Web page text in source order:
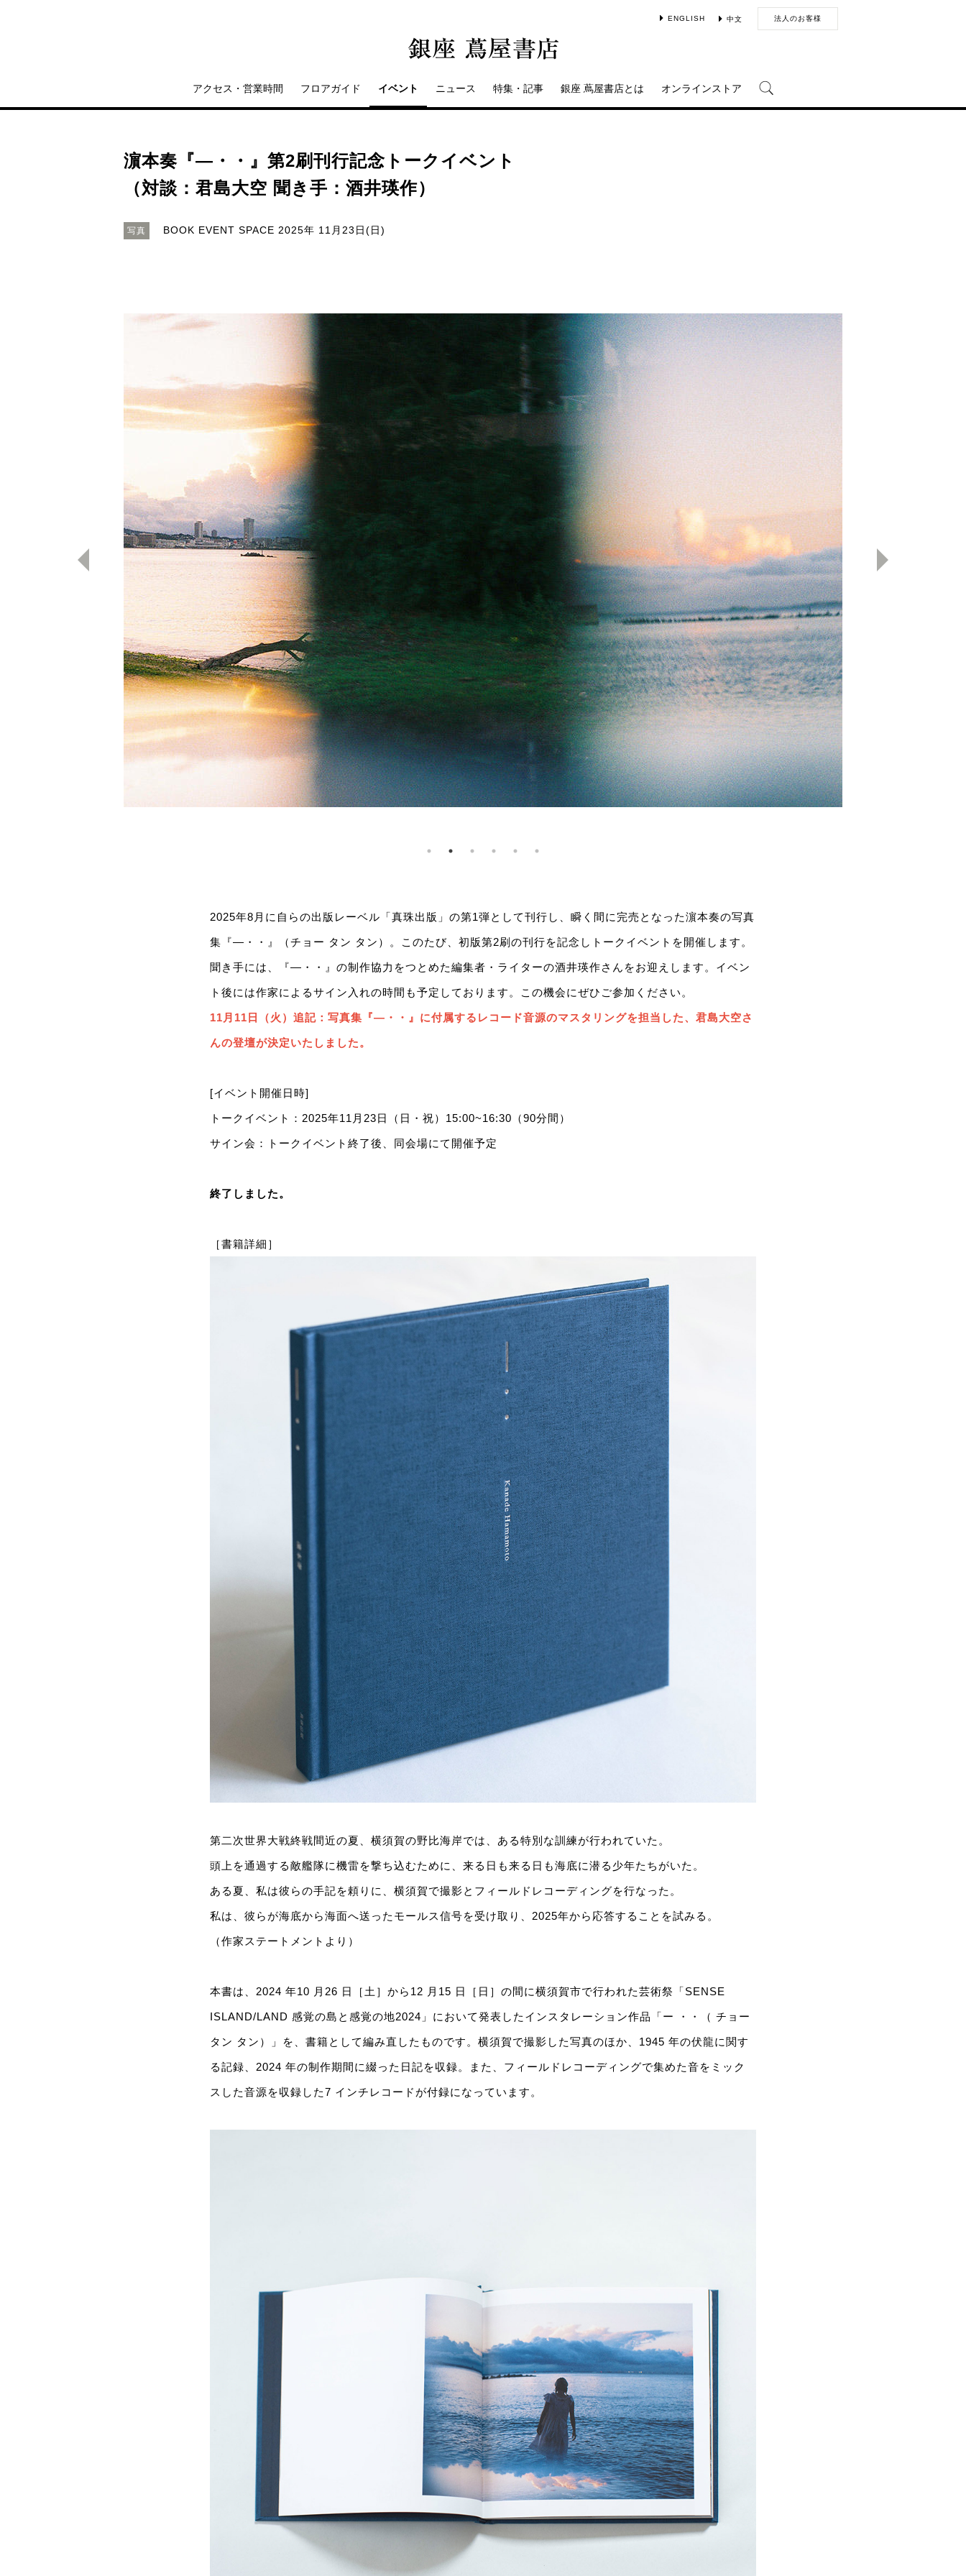
ENGLISH 中文 法人のお客様
アクセス・営業時間 フロアガイド イベント ニュース 特集・記事 銀座 蔦屋書店とは オンラインストア
濵本奏『―・・』第2刷刊行記念トークイベント
（対談：君島大空 聞き手：酒井瑛作）
写真 BOOK EVENT SPACE 2025年 11月23日(日)
2025年8月に自らの出版レーベル「真珠出版」の第1弾として刊行し、瞬く間に完売となった濵本奏の写真
集『―・・』（チョー タン タン）。このたび、初版第2刷の刊行を記念しトークイベントを開催します。
聞き手には、『―・・』の制作協力をつとめた編集者・ライターの酒井瑛作さんをお迎えします。イベン
ト後には作家によるサイン入れの時間も予定しております。この機会にぜひご参加ください。
11月11日（火）追記：写真集『―・・』に付属するレコード音源のマスタリングを担当した、君島大空さ
んの登壇が決定いたしました。
[イベント開催日時]
トークイベント：2025年11月23日（日・祝）15:00~16:30（90分間）
サイン会：トークイベント終了後、同会場にて開催予定
終了しました。
［書籍詳細］
第二次世界大戦終戦間近の夏、横須賀の野比海岸では、ある特別な訓練が行われていた。
頭上を通過する敵艦隊に機雷を撃ち込むために、来る日も来る日も海底に潜る少年たちがいた。
ある夏、私は彼らの手記を頼りに、横須賀で撮影とフィールドレコーディングを行なった。
私は、彼らが海底から海面へ送ったモールス信号を受け取り、2025年から応答することを試みる。
（作家ステートメントより）
本書は、2024 年10 月26 日［土］から12 月15 日［日］の間に横須賀市で行われた芸術祭「SENSE
ISLAND/LAND 感覚の島と感覚の地2024」において発表したインスタレーション作品「ー ・・（ チョー
タン タン）」を、書籍として編み直したものです。横須賀で撮影した写真のほか、1945 年の伏龍に関す
る記録、2024 年の制作期間に綴った日記を収録。また、フィールドレコーディングで集めた音をミック
スした音源を収録した7 インチレコードが付録になっています。